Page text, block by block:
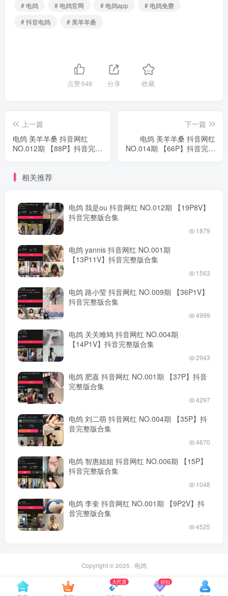
# 电鸽
# 电鸽官网 # 电鸽app
# 电鸽免费
# 抖音电鸽
# 美羊羊桑
点赞648 分享 收藏
上一篇
电鸽 美羊羊桑 抖音网红
NO.012期 【88P】抖音完整
下一篇
电鸽 美羊羊桑 抖音网红
NO.014期 【66P】抖音完整
相关推荐
电鸽 我是ou 抖音网红 NO.012期 【19P8V】
抖音完整版合集
1879
电鸽 yannis 抖音网红 NO.001期
【13P11V】抖音完整版合集
1563
电鸽 路小莹 抖音网红 NO.009期 【36P1V】
抖音完整版合集
4999
电鸽 关关雎鸠 抖音网红 NO.004期
【14P1V】抖音完整版合集
2943
电鸽 肥嘉 抖音网红 NO.001期 【37P】抖音
完整版合集
4297
电鸽 刘二萌 抖音网红 NO.004期 【35P】抖
音完整版合集
4670
电鸽 智惠姐姐 抖音网红 NO.006期 【15P】
抖音完整版合集
1048
电鸽 李奎 抖音网红 NO.001期 【9P2V】抖
音完整版合集
4525
Copyright © 2025 · 电鸽
大尺度 折扣